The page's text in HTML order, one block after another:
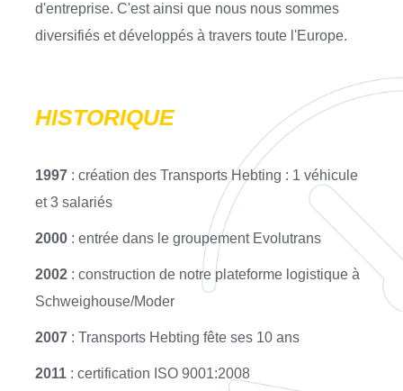
d'entreprise. C'est ainsi que nous nous sommes
diversifiés et développés à travers toute l'Europe.
HISTORIQUE
1997: création des Transports Hebting : 1 véhicule
et 3 salariés
2000: entrée dans le groupement Evolutrans
2002: construction de notre plateforme logistique à
Schweighouse/Moder
2007: Transports Hebting fête ses 10 ans
2011: certification ISO 9001:2008